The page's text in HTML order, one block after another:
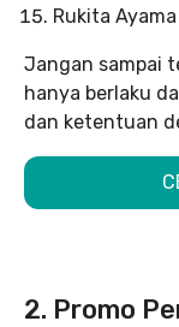
Rukita
Jangan sampai
hanya berlaku
dan ketentuan
2. Promo